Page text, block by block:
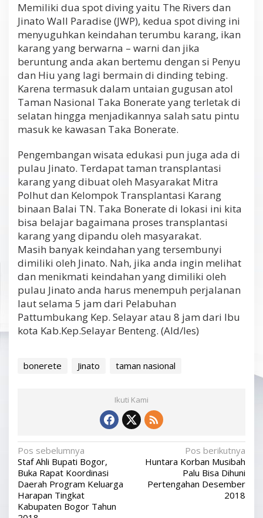
Memiliki dua spot diving yaitu The Rivers dan
Jinato Wall Paradise (JWP), kedua spot diving ini
menyuguhkan keindahan terumbu karang, ikan
karang yang berwarna – warni dan jika
beruntung anda akan bertemu dengan si Penyu
dan Hiu yang lagi bermain di dinding tebing.
Karena termasuk dalam untaian gugusan atol
Taman Nasional Taka Bonerate yang terletak di
selatan hingga menjadikannya salah satu pintu
masuk ke kawasan Taka Bonerate.
Pengembangan wisata edukasi pun juga ada di
pulau Jinato. Terdapat taman transplantasi
karang yang dibuat oleh Masyarakat Mitra
Polhut dan Kelompok Transplantasi Karang
binaan Balai TN. Taka Bonerate di lokasi ini kita
bisa belajar bagaimana proses transplantasi
karang yang dipandu oleh masyarakat.
Masih banyak keindahan yang tersembunyi
dimiliki oleh Jinato. Nah, jika anda ingin melihat
dan menikmati keindahan yang dimiliki oleh
pulau Jinato anda harus menempuh perjalanan
laut selama 5 jam dari Pelabuhan
Pattumbukang Kep. Selayar atau 8 jam dari Ibu
kota Kab.Kep.Selayar Benteng. (Ald/les)
bonerete Jinato taman nasional
Ikuti Kami
N
a
v
i
Pos sebelumnya
Staf Ahli Bupati Bogor,
Buka Rapat Koordinasi
Daerah Program Keluarga
Harapan Tingkat
Kabupaten Bogor Tahun
Pos berikutnya
Huntara Korban Musibah
Palu Bisa Dihuni
Pertengahan Desember
2018